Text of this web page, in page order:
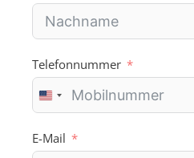
Telefonnummer
U
n
i
t
E-Mail